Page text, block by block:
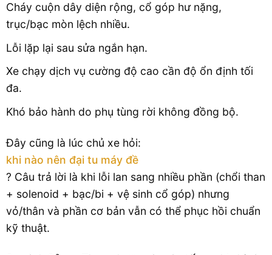
Cháy cuộn dây diện rộng, cổ góp hư nặng,
trục/bạc mòn lệch nhiều.
Lỗi lặp lại sau sửa ngắn hạn.
Xe chạy dịch vụ cường độ cao cần độ ổn định tối
đa.
Khó bảo hành do phụ tùng rời không đồng bộ.
Đây cũng là lúc chủ xe hỏi:
khi nào nên đại tu máy đề
? Câu trả lời là khi lỗi lan sang nhiều phần (chổi than
+ solenoid + bạc/bi + vệ sinh cổ góp) nhưng
vỏ/thân và phần cơ bản vẫn có thể phục hồi chuẩn
kỹ thuật.